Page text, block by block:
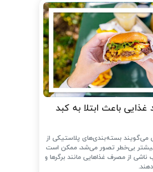
باعث ابتلا به کبد
می‌گویند بسته‌بندی‌های پلاستیکی از
بی‌خطر تصور می‌شد، ممکن است
ناشی از مصرف غذاهایی مانند برگرها و